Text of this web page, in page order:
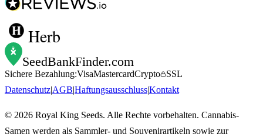
Herb
SeedBankFinder.com
Sichere Bezahlung:VisaMastercardCrypto
SSL
Datenschutz|AGB|Haftungsausschluss|Kontakt
© 2026 Royal King Seeds. Alle Rechte vorbehalten. Cannabis-
Samen werden als Sammler- und Souvenirartikeln sowie zur